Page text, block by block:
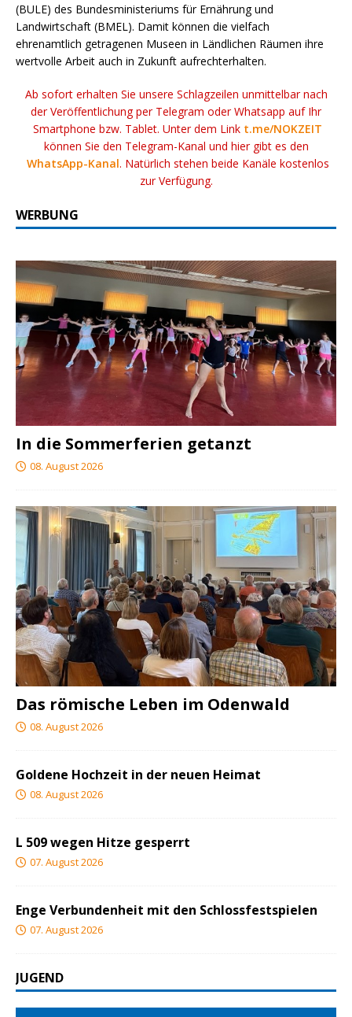
(BULE) des Bundesministeriums für Ernährung und
Landwirtschaft (BMEL). Damit können die vielfach
ehrenamtlich getragenen Museen in Ländlichen Räumen ihre
wertvolle Arbeit auch in Zukunft aufrechterhalten.
Ab sofort erhalten Sie unsere Schlagzeilen unmittelbar nach
der Veröffentlichung per Telegram oder Whatsapp auf Ihr
Smartphone bzw. Tablet. Unter dem Link t.me/NOKZEIT
können Sie den Telegram-Kanal und hier gibt es den
WhatsApp-Kanal. Natürlich stehen beide Kanäle kostenlos
zur Verfügung.
WERBUNG
In die Sommerferien getanzt
08. August 2026
Das römische Leben im Odenwald
08. August 2026
Goldene Hochzeit in der neuen Heimat
08. August 2026
L 509 wegen Hitze gesperrt
07. August 2026
Enge Verbundenheit mit den Schlossfestspielen
07. August 2026
JUGEND